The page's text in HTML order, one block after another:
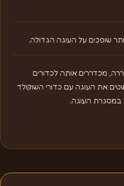
שופכים על העוגה הגדולה.
מכדררים אותה לכדורים
את העוגה עם כדורי השוקולד
במסגרת העוגה.